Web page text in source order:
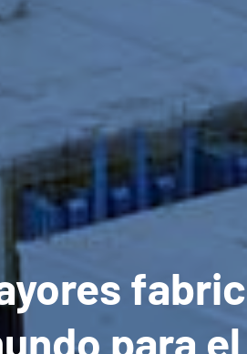
para el